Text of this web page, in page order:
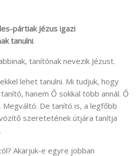
pártiak Jézus igazi
tanulni.
tanítónak nevezik Jézust.
lehet tanulni. Mi tudjuk, hogy
hanem Ő sokkal több annál. Ő
De tanító is, a legfőbb
szeretetének útjára tanítja
Akarjuk-e egyre jobban